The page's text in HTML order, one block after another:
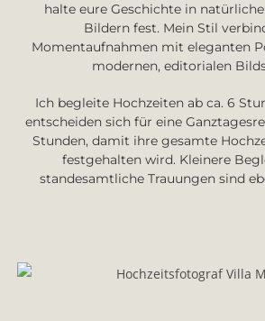
halte eure Geschichte in
Bildern fest. Mein Stil
Momentaufnahmen mit eleganten
modernen, editorialen
Ich begleite Hochzeiten ab ca. 6
entscheiden sich für eine
Stunden, damit ihre gesamte
festgehalten wird. Kleinere
standesamtliche Trauungen sind